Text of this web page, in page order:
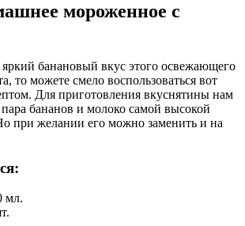
мороженное с
банановый вкус этого освежающего
то можете смело воспользоваться вот
Для приготовления вкуснятины нам
бананов и молоко самой высокой
при желании его можно заменить и на
мл.